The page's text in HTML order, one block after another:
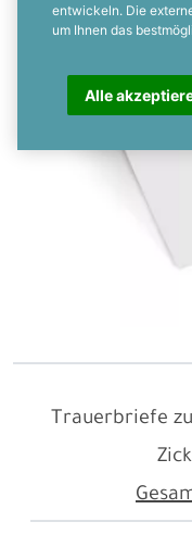
entwickeln. Die
um Ihnen das
Alle
Trauerbriefe